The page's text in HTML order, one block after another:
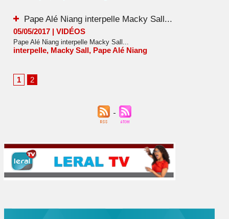
Pape Alé Niang interpelle Macky Sall...
05/05/2017 | VIDÉOS
Pape Alé Niang interpelle Macky Sall...
interpelle, Macky Sall, Pape Alé Niang
1 2